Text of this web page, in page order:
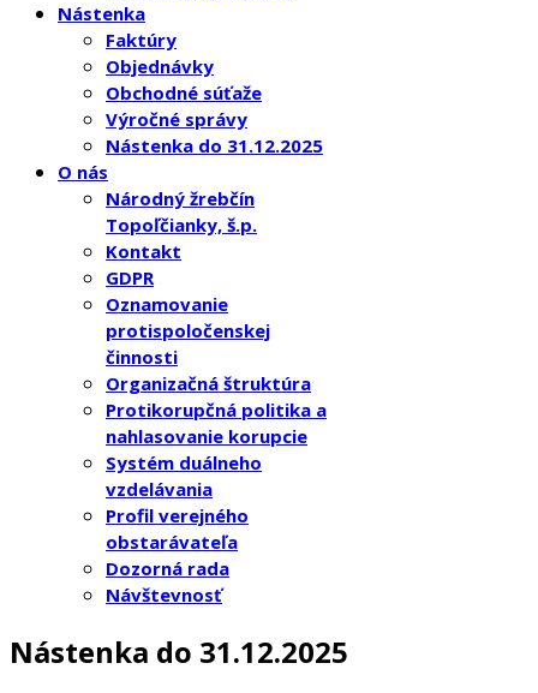
Nástenka
Faktúry
Objednávky
Obchodné súťaže
Výročné správy
Nástenka do 31.12.2025
O nás
Národný žrebčín
Topoľčianky, š.p.
Kontakt
GDPR
Oznamovanie
protispoločenskej
činnosti
Organizačná štruktúra
Protikorupčná politika a
nahlasovanie korupcie
Systém duálneho
vzdelávania
Profil verejného
obstarávateľa
Dozorná rada
Návštevnosť
Nástenka do 31.12.2025